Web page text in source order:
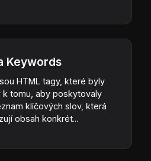
Keywords
HTML tagy, které byly
k tomu, aby poskytovaly
klíčových slov, která
obsah konkrét...